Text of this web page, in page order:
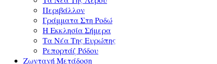
Περιβάλλον
Γράμματα Στη Ροδώ
Η Εκκλησία Σήμερα
Τα Νέα Της Ευρώπης
Ρεπορτάζ Ρόδου
Ζωντανή Μετάδοση